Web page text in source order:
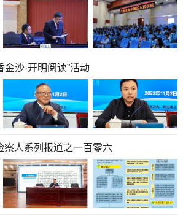
金沙·开明阅读”活动
察人系列报道之一百零六